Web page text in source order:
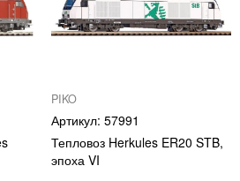
PIKO
57991
Тепловоз Herkules ER20 STB,
эпоха VI